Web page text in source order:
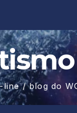
line / blog do